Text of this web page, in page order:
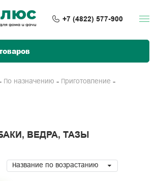
+7 (4822) 577-900
По назначению
Приготовление
ВЕДРА, ТАЗЫ
Название по возрастанию